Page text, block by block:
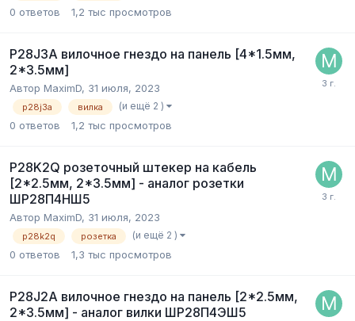
0 ответов 1,2 тыс просмотров
P28J3A вилочное гнездо на панель [4*1.5мм,
2*3.5мм]
Автор MaximD, 31 июля, 2023
p28j3a вилка (и ещё 2 )
0 ответов 1,2 тыс просмотров
P28K2Q розеточный штекер на кабель
[2*2.5мм, 2*3.5мм] - аналог розетки
ШР28П4НШ5
Автор MaximD, 31 июля, 2023
p28k2q розетка (и ещё 2 )
0 ответов 1,3 тыс просмотров
P28J2A вилочное гнездо на панель [2*2.5мм,
2*3.5мм] - аналог вилки ШР28П4ЭШ5